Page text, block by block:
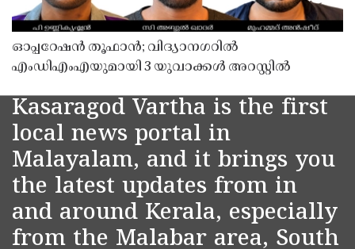
ഓപ്പറേഷൻ തൂഫാൻ; വിദ്യാനഗറിൽ
എംഡിഎംഎയുമായി 3 യുവാക്കൾ അറസ്റ്റിൽ
Kasaragod Vartha is the first
local news portal in
Malayalam, and it brings you
the latest updates from in
and around Kerala, especially
from the Malabar area, South